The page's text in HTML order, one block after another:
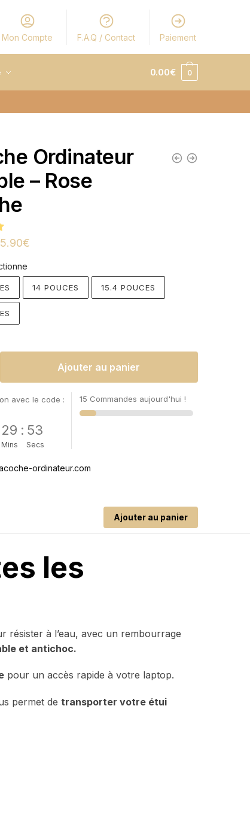
Mon Compte F.A.Q / Contact Paiement
0.00€ 0
Ordinateur
– Rose
€
14 POUCES 15.4 POUCES
Ajouter au panier
avec le code :
29
Mins
: 52
Secs
15 Commandes aujourd'hui !
Ajouter au panier
les
résister à l’eau, avec un rembourrage
et antichoc.
pour un accès rapide à votre laptop.
permet detransporter votre étui